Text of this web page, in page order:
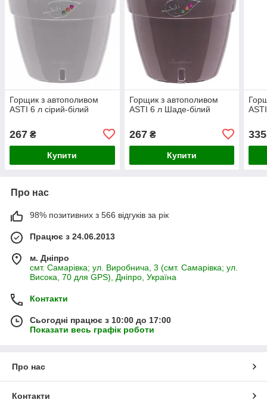
Горщик з автополивом
ASTI 6 л сірий-білий
267 ₴
Купити
Горщик з автополивом
ASTI 6 л Шаде-білий
267₴
Купити
335
Про нас
98% позитивних з 566 відгуків за рік
Працює з 24.06.2013
м. Дніпро
смт. Самарівка; ул. Виробнича, 3 (смт. Самарівка; ул.
Висока, 70 для GPS), Дніпро, Україна
Контакти
Сьогодні працює з 10:00 до 17:00
Показати весь графік роботи
Про нас
Контакти